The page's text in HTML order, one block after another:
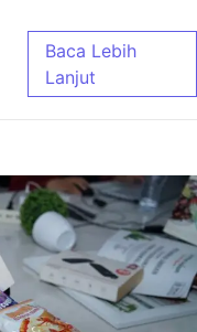
Bandung Terdekat
Baca Lebih
Lanjut